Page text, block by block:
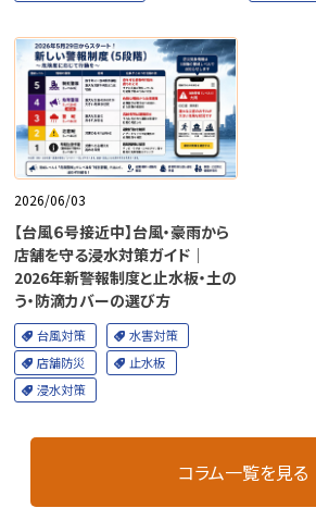
2026/06/03
【台風６号接近中】台風・豪雨から
店舗を守る浸水対策ガイド｜
2026年新警報制度と止水板・土の
う・防滴カバーの選び方
台風対策
水害対策
店舗防災
止水板
浸水対策
コラム一覧を見る